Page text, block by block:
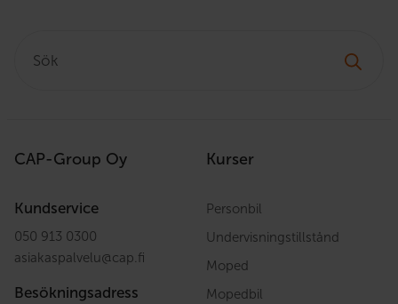
CAP-Group Oy
Kundservice
050 913 0300
asiakaspalvelu@cap.fi
Besökningsadress
Kurser
Personbil
Undervisningstillstånd
Moped
Mopedbil